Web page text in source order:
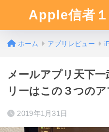
Apple信者
ホーム アプリレビュー
メールアプリ天下一
リーはこの３つのア
2019年1月31日